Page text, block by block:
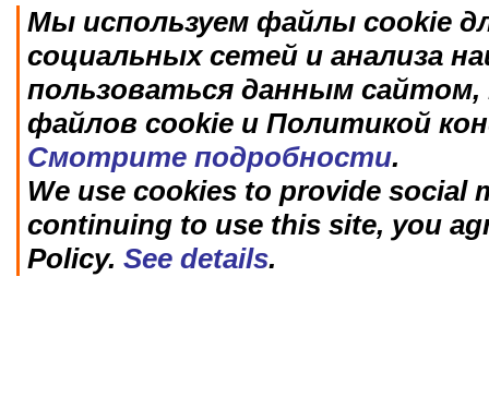
Мы используем файлы cookie
социальных сетей и анализа
пользоваться данным
файлов cookie и Политикой
Смотрите подробности.
We use cookies to provide social
continuing to use this site, you
Policy. See details.